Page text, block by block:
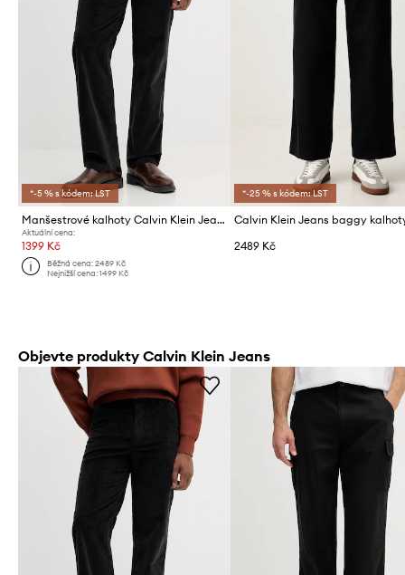
*-5 % s kódem: LST
Manšestrové kalhoty Calvin Klein Jeans
Aktuální cena:
1399 Kč
Běžná cena:2489 Kč
Nejnižší cena:1499 Kč
*-25 % s kódem: LST
2489 Kč
Objevte produkty Calvin Klein Jeans